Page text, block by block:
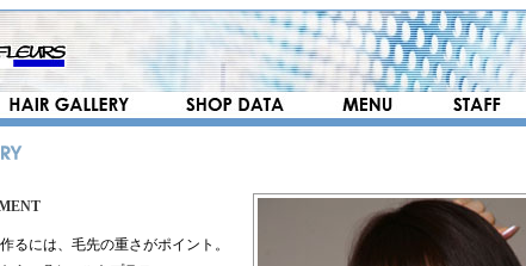
るには、毛先の重さがポイント。